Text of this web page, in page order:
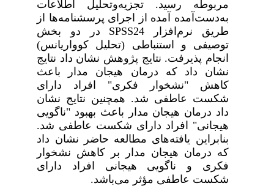
مربوطه رسید. تجزیه‌وتحلیل اطلاعات
به‌دست‌آمده آمده از اجرای پرسشنامهها از
طریق نرم افزار SPSS24در دو بخش
توصیفی و استنباطی (تحلیل کوواریانس)
انجام پذیرفت. نتایج پژوهش نشان دادنتایج
نشان داد که درمان هیجان مدار باعث
کاهش "نشخوار فکری" افراد دارای
شکست عاطفی شد.همچنین نتایج نشان
داد درمان هیجان مدار باعث بهبود "ناگویی
هیجانی" افراد دارای شکست عاطفی شد.
بنابراین یافته‌های مطالعه حاضر نشان داد
که درمان هیجان مدار بر کاهش نشخوار
فکری و ناگویی هیجانی افراد دارای
شکست عاطفی مؤثر می‌باشد.